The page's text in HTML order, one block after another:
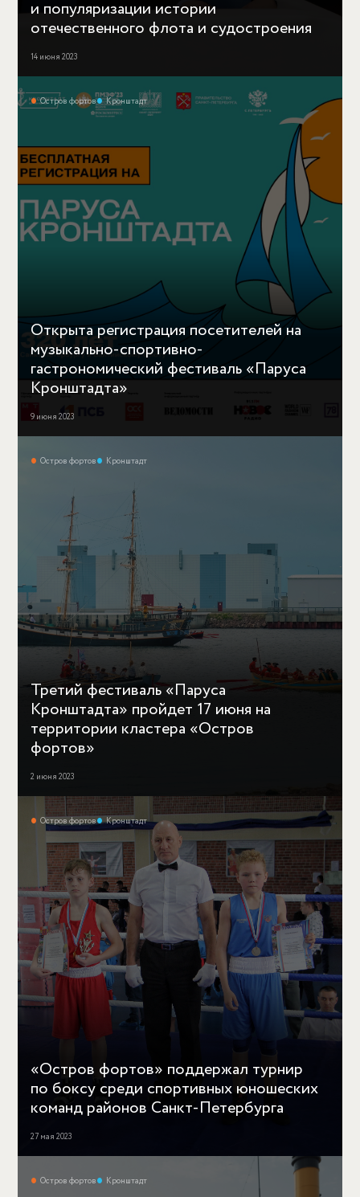
и популяризации истории
отечественного флота и судостроения
14 июня 2023
Остров фортов Кронштадт
Открыта регистрация посетителей на
музыкально-спортивно-
гастрономический фестиваль «Паруса
Кронштадта»
9 июня 2023
Остров фортов Кронштадт
Третий фестиваль «Паруса
Кронштадта» пройдет 17 июня на
территории кластера «Остров
фортов»
2 июня 2023
Остров фортов Кронштадт
«Остров фортов» поддержал турнир
по боксу среди спортивных юношеских
команд районов Санкт-Петербурга
27 мая 2023
Остров фортов Кронштадт